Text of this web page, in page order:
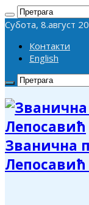
Субота, 8.август
Контакти
English
Званична